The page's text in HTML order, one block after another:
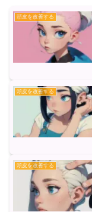
頭皮を改善する
頭皮を改善する
頭皮を改善する